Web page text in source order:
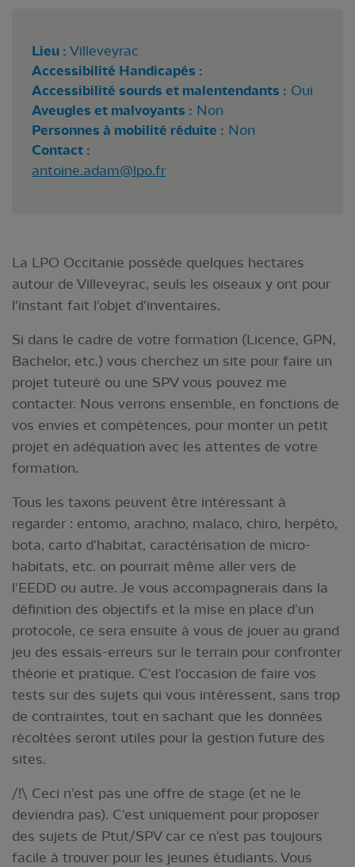
Lieu : Villeveyrac
Accessibilité Handicapés :
Accessibilité sourds et malentendants : Oui
Aveugles et malvoyants : Non
Personnes à mobilité réduite : Non
Contact :
antoine.adam@lpo.fr
La LPO Occitanie possède quelques hectares
autour de Villeveyrac, seuls les oiseaux y ont pour
l'instant fait l'objet d'inventaires.
Si dans le cadre de votre formation (Licence, GPN,
Bachelor, etc.) vous cherchez un site pour faire un
projet tuteuré ou une SPV vous pouvez me
contacter. Nous verrons ensemble, en fonctions de
vos envies et compétences, pour monter un petit
projet en adéquation avec les attentes de votre
formation.
Tous les taxons peuvent être intéressant à
regarder : entomo, arachno, malaco, chiro, herpéto,
bota, carto d'habitat, caractérisation de micro-
habitats, etc. on pourrait même aller vers de
l'EEDD ou autre. Je vous accompagnerais dans la
définition des objectifs et la mise en place d'un
protocole, ce sera ensuite à vous de jouer au grand
jeu des essais-erreurs sur le terrain pour confronter
théorie et pratique. C'est l'occasion de faire vos
tests sur des sujets qui vous intéressent, sans trop
de contraintes, tout en sachant que les données
récoltées seront utiles pour la gestion future des
sites.
/!\ Ceci n'est pas une offre de stage (et ne le
deviendra pas). C'est uniquement pour proposer
des sujets de Ptut/SPV car ce n'est pas toujours
facile à trouver pour les jeunes étudiants. Vous